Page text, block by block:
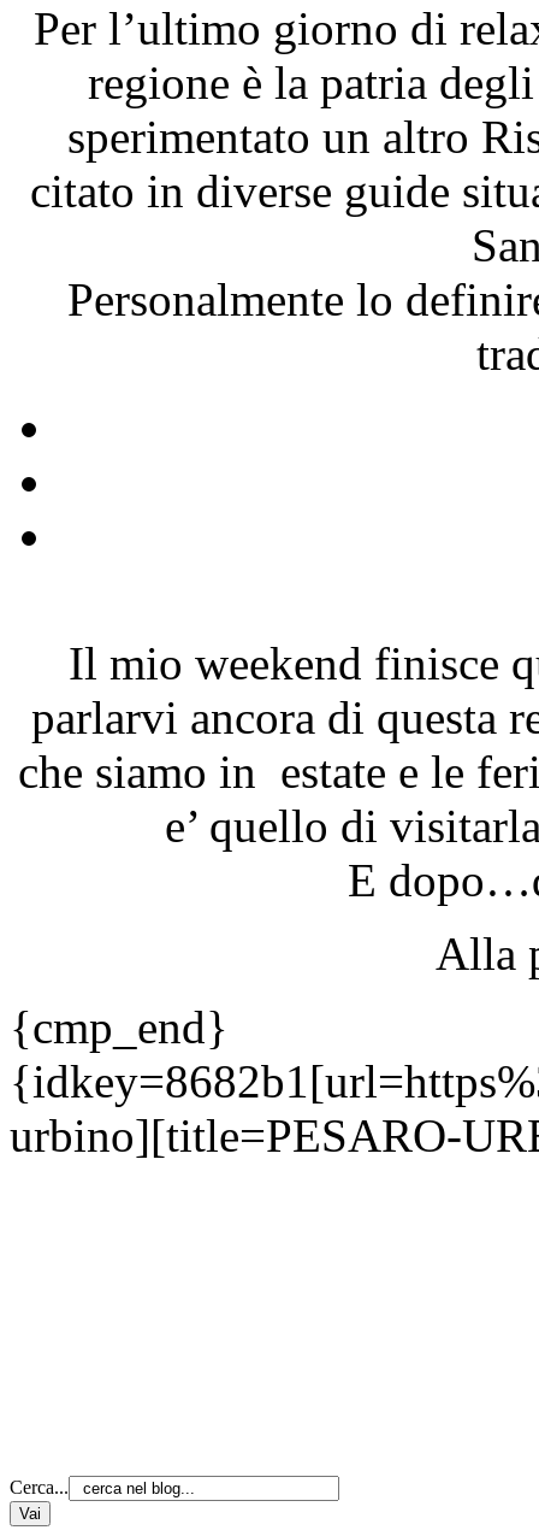
Per l’ultimo giorno di
regione è la patria
sperimentato un altro
citato in diverse guide
Personalmente lo
Il mio weekend finisce
parlarvi ancora di questa
che siamo in estate e le
e’ quello di
E
Alla
{cmp_end}
urbino][title=PESARO-
Cerca...